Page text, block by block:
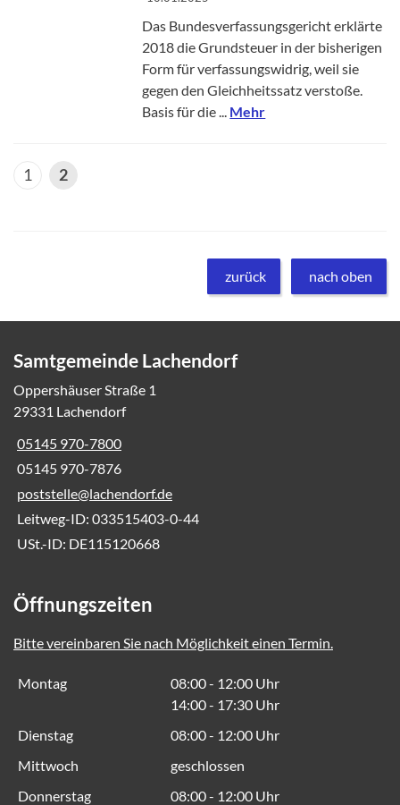
Das Bundesverfassungsgericht erklärte
2018 die Grundsteuer in der bisherigen
Form für verfassungswidrig, weil sie
gegen den Gleichheitssatz verstoße.
Basis für die ... Mehr
1 2
zurück nach oben
Samtgemeinde Lachendorf
Oppershäuser Straße 1
29331 Lachendorf
05145 970-7800
05145 970-7876
poststelle@lachendorf.de
Leitweg-ID: 033515403-0-44
USt.-ID: DE115120668
Öffnungszeiten
Bitte vereinbaren Sie nach Möglichkeit einen Termin.
Montag
08:00 - 12:00 Uhr
14:00 - 17:30 Uhr
Dienstag
08:00 - 12:00 Uhr
Mittwoch
geschlossen
Donnerstag
08:00 - 12:00 Uhr